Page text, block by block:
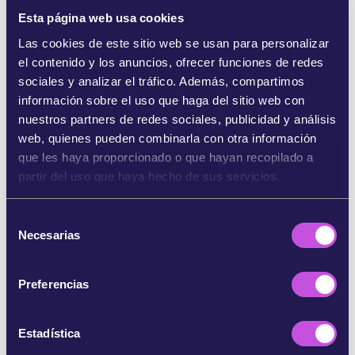
Esta página web usa cookies
Las cookies de este sitio web se usan para personalizar
el contenido y los anuncios, ofrecer funciones de redes
sociales y analizar el tráfico. Además, compartimos
información sobre el uso que haga del sitio web con
nuestros partners de redes sociales, publicidad y análisis
web, quienes pueden combinarla con otra información
que les haya proporcionado o que hayan recopilado a
partir del uso que haya hecho de sus servicios.
Necesarias
Preferencias
Estadística
Servicios Digitales(DSA, por sus siglas en inglés),
que exige a las plataformas de redes sociales la
responsabilidad de combatir la desinformación y
proteger un debate democrático justo. Al
amplificar las voces extremistas, X
(anteriormente llamado Twitter) incumple estas
normas a la vista de todo el mundo. Debemos
exigir que laComisión Europea aplique la DSA e
imponga sanciones a X por poner en peligro
nuestros valores democráticos.
Cada vez se suman más voces. En toda Europa,
dirigentes como el presidente francés Emmanuel
los actos de Musk
[2]. Ayúdanos a respaldar el
la UE tenga claro que la ciudadanía no quiere que
las elecciones las decidan los multimillonarios de